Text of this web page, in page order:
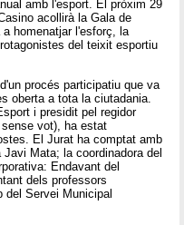
amb l'esport. El pròxim 29
acollirà la Gala de
a homenatjar l'esforç, la
del teixit esportiu
procés participatiu que va
oberta a tota la ciutadania.
i presidit pel regidor
vot), ha estat
El Jurat ha comptat amb
Mata; la coordinadora del
Endavant del
dels professors
del Servei Municipal